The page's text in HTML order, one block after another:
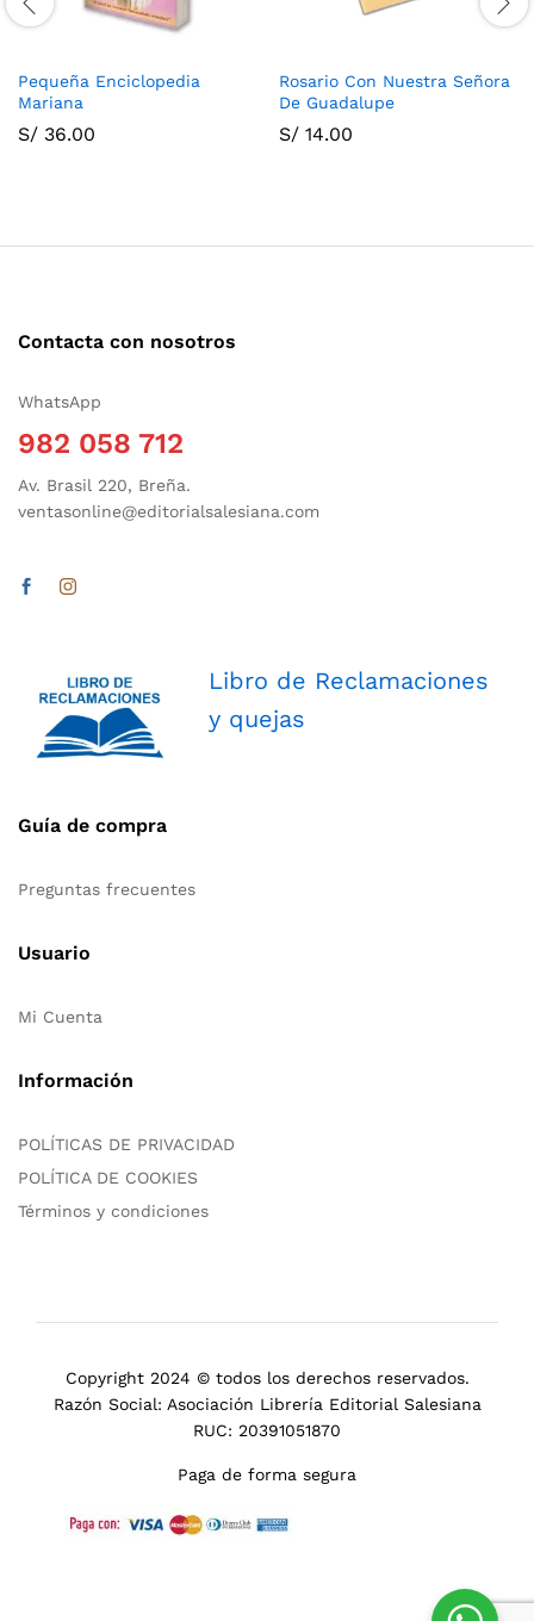
Pequeña Enciclopedia
Mariana
S/ 36.00
Rosario Con Nuestra Señora
De Guadalupe
S/ 14.00
Contacta con nosotros
WhatsApp
982 058 712
Av. Brasil 220, Breña.
ventasonline@editorialsalesiana.com
Libro de Reclamaciones
y quejas
Guía de compra
Preguntas frecuentes
Usuario
Mi Cuenta
Información
POLÍTICAS DE PRIVACIDAD
POLÍTICA DE COOKIES
Términos y condiciones
Copyright 2024 © todos los derechos reservados.
Razón Social: Asociación Librería Editorial Salesiana
RUC: 20391051870
Paga de forma segura